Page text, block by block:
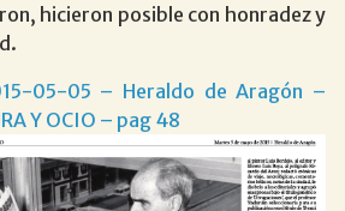
hicieron posible con honradez y
05-05 – Heraldo de Aragón –
Y OCIO – pag 48